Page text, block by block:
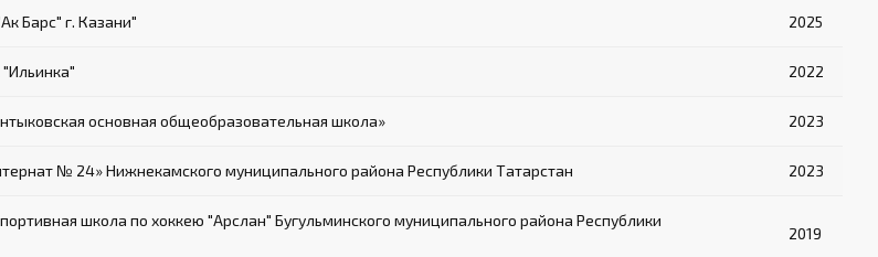
Барс" г. Казани" 2025
2022
основная общеобразовательная школа» 2023
№ 24» Нижнекамского муниципального района Республики Татарстан 2023
школа по хоккею "Арслан" Бугульминского муниципального района Республики
2019